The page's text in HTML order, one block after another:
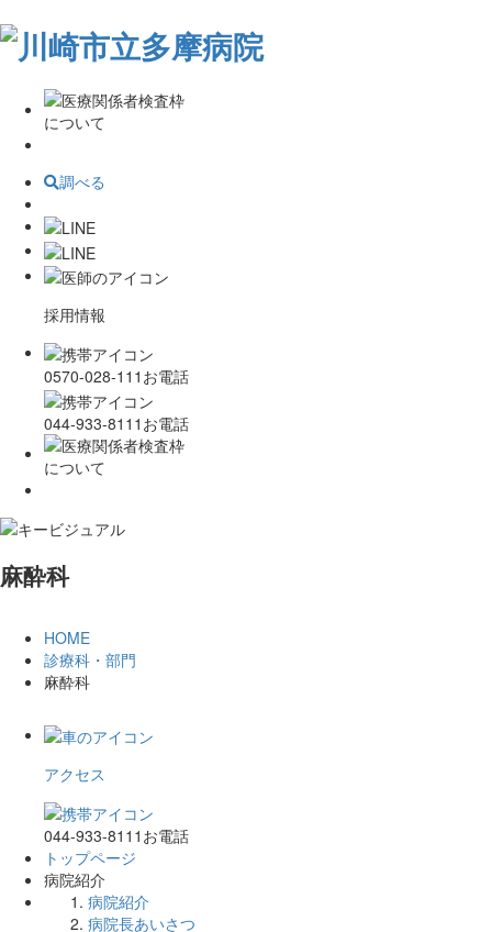
調べる
採用情報
0570-028-111 お電話
044-933-8111 お電話
麻酔科
HOME
診療科・部門
麻酔科
アクセス
044-933-8111 お電話
トップページ
病院紹介
病院紹介
病院長あいさつ